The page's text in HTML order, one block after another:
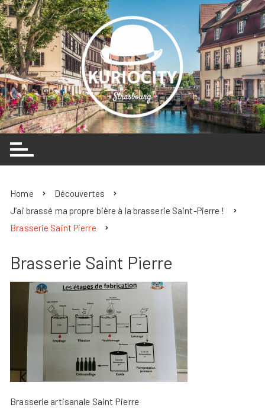
Skip
to
content
Home
Découvertes
J’ai brassé ma propre bière à la brasserie Saint-Pierre !
Brasserie Saint Pierre
Brasserie Saint Pierre
Brasserie artisanale Saint Pierre